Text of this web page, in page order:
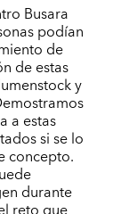
Busara
podían
de
de estas
y
a estas
si se lo
concepto.
durante